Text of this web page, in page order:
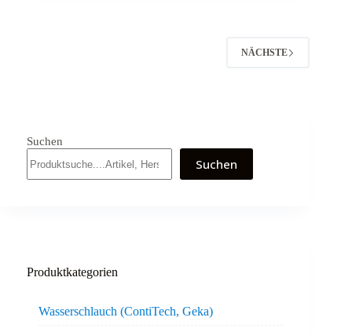
NÄCHSTE
Suchen
Suchen
Produktkategorien
Wasserschlauch (ContiTech, Geka)